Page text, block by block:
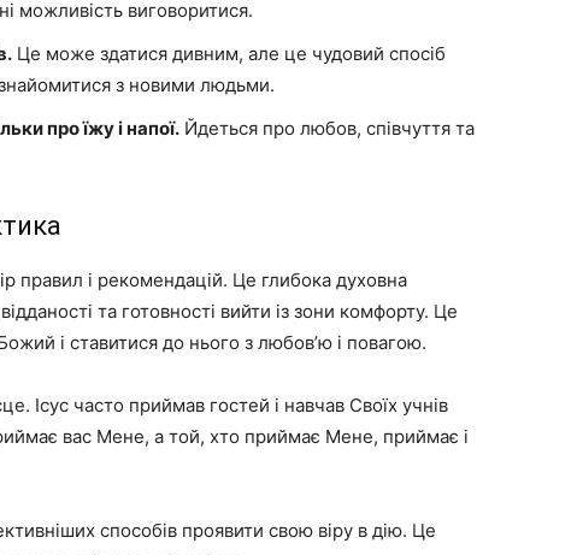
можливість виговоритися.
Це може здатися дивним, але це чудовий спосіб
з новими людьми.
про їжу і напої. Йдеться про любов, співчуття та
правил і рекомендацій. Це глибока духовна
та готовності вийти із зони комфорту. Це
і ставитися до нього з любов’ю і повагою.
Ісус часто приймав гостей і навчав Своїх учнів
вас Мене, а той, хто приймає Мене, приймає і
способів проявити свою віру в дію. Це